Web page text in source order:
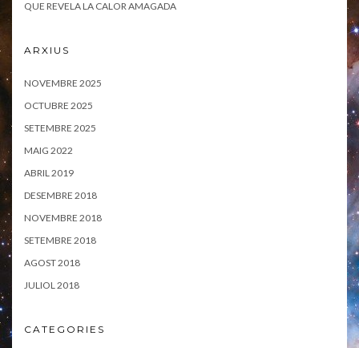
QUE REVELA LA CALOR AMAGADA
ARXIUS
NOVEMBRE 2025
OCTUBRE 2025
SETEMBRE 2025
MAIG 2022
ABRIL 2019
DESEMBRE 2018
NOVEMBRE 2018
SETEMBRE 2018
AGOST 2018
JULIOL 2018
CATEGORIES